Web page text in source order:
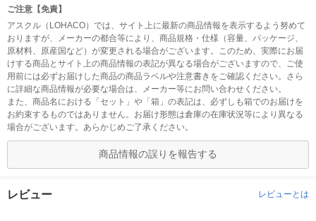
ご注意【免責】
アスクル（LOHACO）では、サイト上に最新の商品情報を表示するよう努めて
おりますが、メーカーの都合等により、商品規格・仕様（容量、パッケージ、
原材料、原産国など）が変更される場合がございます。このため、実際にお届
けする商品とサイト上の商品情報の表記が異なる場合がございますので、ご使
用前には必ずお届けした商品の商品ラベルや注意書きをご確認ください。さら
に詳細な商品情報が必要な場合は、メーカー等にお問い合わせください。
また、商品名における「セット」や「箱」の表記は、必ずしも箱でのお届けを
お約束するものではありません。お届け形態は倉庫の在庫状況等により異なる
場合がございます。あらかじめご了承ください。
商品情報の誤りを報告する
レビュー レビューとは